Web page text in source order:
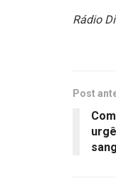
Rádio
Post